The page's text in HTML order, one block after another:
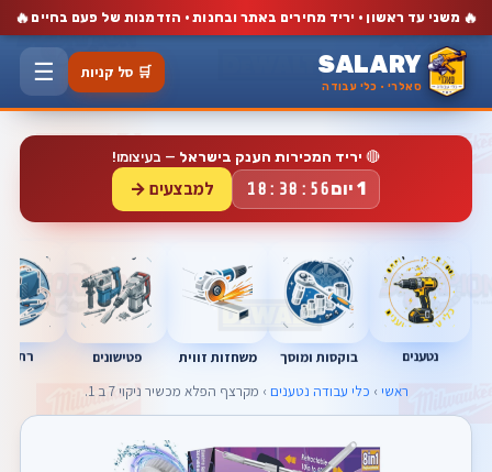
🔥 משני עד ראשון · יריד מחירים באתר ובחנות · הזדמנות של פעם בחיים 🔥
SALARY
סאלרי · כלי עבודה
🛒 סל קניות ☰
🔴 יריד המכירות הענק בישראל — בעיצומו!
1 יום 18:38:55 למבצעים →
נטענים בוקסות ומוסך משחזות זווית פטישונים
ראשי › כלי עבודה נטענים › מקרצף הפלא מכשיר ניקוי 7 ב 1.